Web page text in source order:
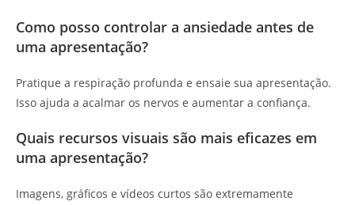
Como posso controlar a ansiedade antes de
uma apresentação?
Pratique a respiração profunda e ensaie sua apresentação.
Isso ajuda a acalmar os nervos e aumentar a confiança.
Quais recursos visuais são mais eficazes em
uma apresentação?
Imagens, gráficos e vídeos curtos são extremamente